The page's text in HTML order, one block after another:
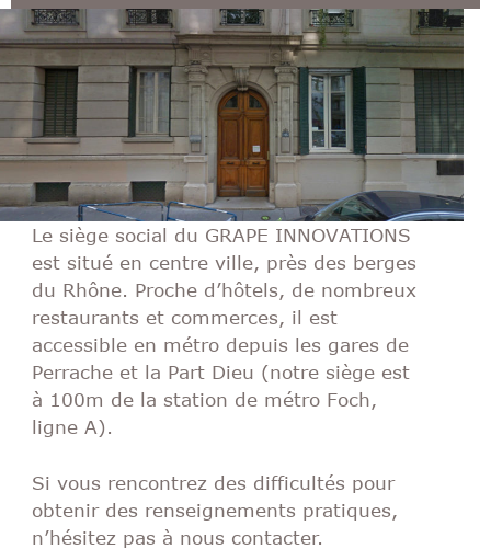
Le siège social du GRAPE INNOVATIONS
est situé en centre ville, près des berges
du Rhône. Proche d’hôtels, de nombreux
restaurants et commerces, il est
accessible en métro depuis les gares de
Perrache et la Part Dieu (notre siège est
à 100m de la station de métro Foch,
ligne A).
Si vous rencontrez des difficultés pour
obtenir des renseignements pratiques,
n’hésitez pas à nous contacter.